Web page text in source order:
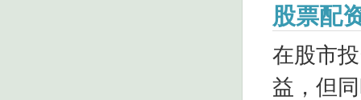
股票配
在股市
益，但